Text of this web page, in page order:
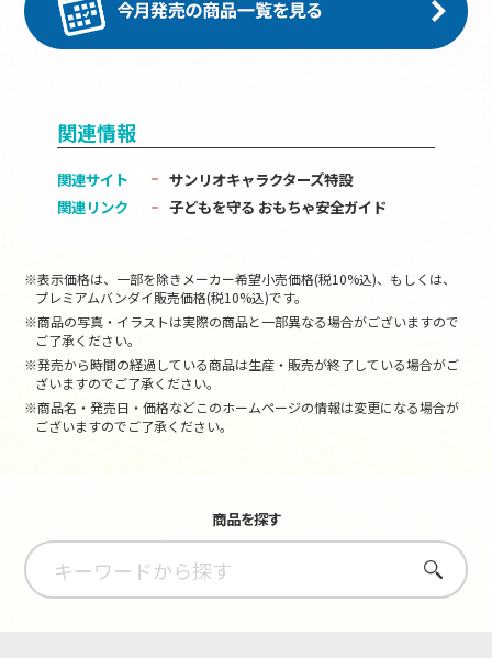
関連情報
関連サイト
サンリオキャラクターズ特設
関連リンク
子どもを守る おもちゃ安全ガイド
※表示価格は、一部を除きメーカー希望小売価格(税10%込)、もしくは、
プレミアムバンダイ販売価格(税10%込)です。
※商品の写真・イラストは実際の商品と一部異なる場合がございますので
ご了承ください。
※発売から時間の経過している商品は生産・販売が終了している場合がご
ざいますのでご了承ください。
※商品名・発売日・価格などこのホームページの情報は変更になる場合が
ございますのでご了承ください。
商品を探す
さがす